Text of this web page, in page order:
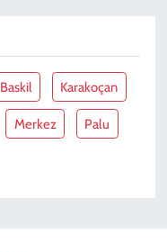
Baskil Karakoçan
Merkez Palu